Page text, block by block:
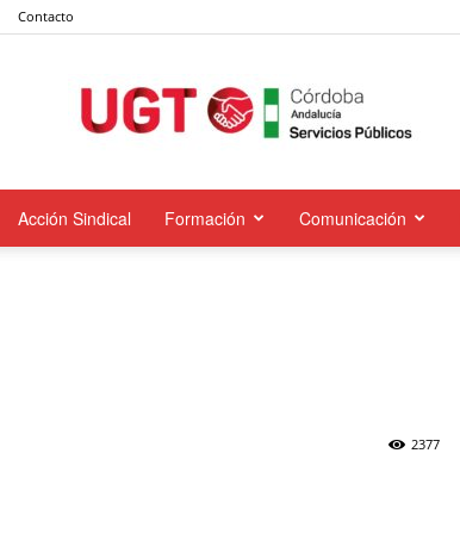
Contacto
Acción Sindical Formación Comunicación
2377